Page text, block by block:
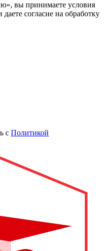
вы принимаете условия
даете согласие на обработку
с Политикой